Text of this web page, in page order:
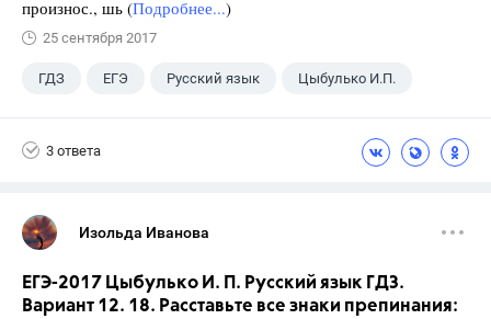
произнос., шь (Подробнее...)
25 сентября 2017
ГДЗ ЕГЭ Русский язык Цыбулько И.П.
3 ответа
Изольда Иванова
ЕГЭ-2017 Цыбулько И. П. Русский язык ГДЗ.
Вариант 12. 18. Расставьте все знаки препинания: